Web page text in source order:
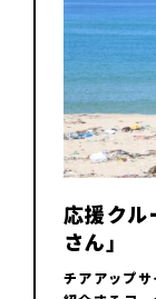
応援ク
さん」
チアアップ